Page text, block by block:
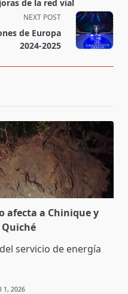
de la red vial
NEXT POST
de Europa
2024-2025
afecta a Chinique y
servicio de energía
1, 2026